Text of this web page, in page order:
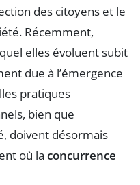
des citoyens et le
Récemment,
elles évoluent subit
due à l’émergence
pratiques
bien que
doivent désormais
où la concurrence